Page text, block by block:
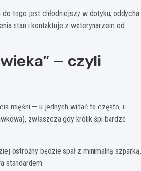
tego jest chłodniejszy w dotyku, oddycha
stan i kontaktuje z weterynarzem od
— czyli
mięśni — u jednych widać to często, u
zwłaszcza gdy królik śpi bardzo
ostrożny będzie spał z minimalną szparką.
standardem.